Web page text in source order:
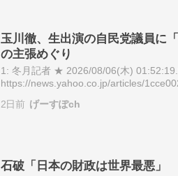
玉川徹、生出演の自民党議員に
の主張めぐり
1: 冬月記者 ★ 2026/08/06(木)
https://news.yahoo.co.jp/articles/
2日前 げーすぽch
石破「日本の財政は世界最悪」